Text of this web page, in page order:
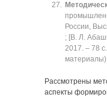
России,
; [В. Л.
2017. ‒ 78
Рассмотрены
аспекты